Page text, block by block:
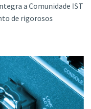
a Comunidade IST
de rigorosos